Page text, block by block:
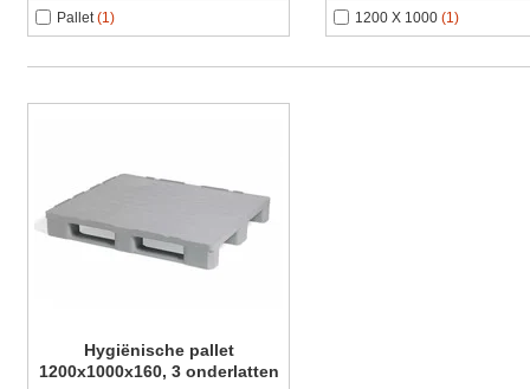
Pallet(1)
1200 X 1000 (1)
Hygiënische pallet
1200x1000x160, 3 onderlatten